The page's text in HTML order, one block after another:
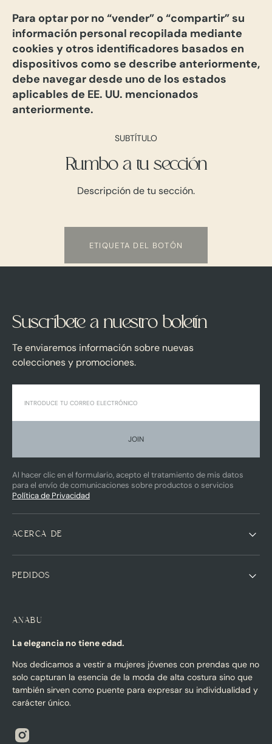
Para optar por no “vender” o “compartir” su
información personal recopilada mediante
cookies y otros identificadores basados ​​en
dispositivos como se describe anteriormente,
debe navegar desde uno de los estados
aplicables de EE. UU. mencionados
anteriormente.
SUBTÍTULO
Rumbo a tu sección
Descripción de tu sección.
ETIQUETA DEL BOTÓN
Suscríbete a nuestro boletín
Te enviaremos información sobre nuevas
colecciones y promociones.
JOIN
Al hacer clic en el formulario, acepto el tratamiento de mis datos
para el envío de comunicaciones sobre productos o servicios
Política de Privacidad
ACERCA DE
PEDIDOS
ANABU
La elegancia no tiene edad.
Nos dedicamos a vestir a mujeres jóvenes con prendas que no
solo capturan la esencia de la moda de alta costura sino que
también sirven como puente para expresar su individualidad y
carácter único.
Instagram